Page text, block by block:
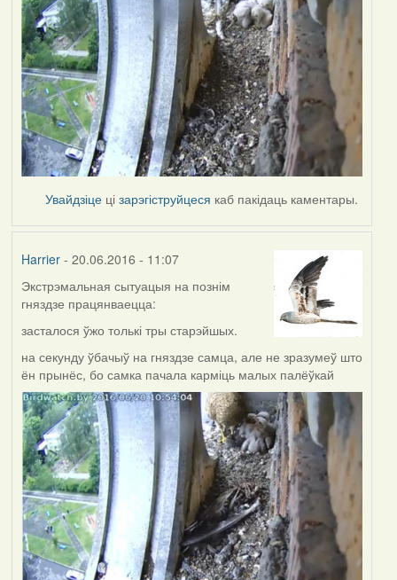
Увайдзіце цізарэгіструйцеся каб пакідаць каментары.
Harrier- 20.06.2016 - 11:07
Экстрэмальная сытуацыя на познім
гняздзе працянваецца:
засталося ўжо толькі тры старэйшых.
на секунду ўбачыў на гняздзе самца, але не зразумеў што
ён прынёс, бо самка пачала карміць малых палёўкай